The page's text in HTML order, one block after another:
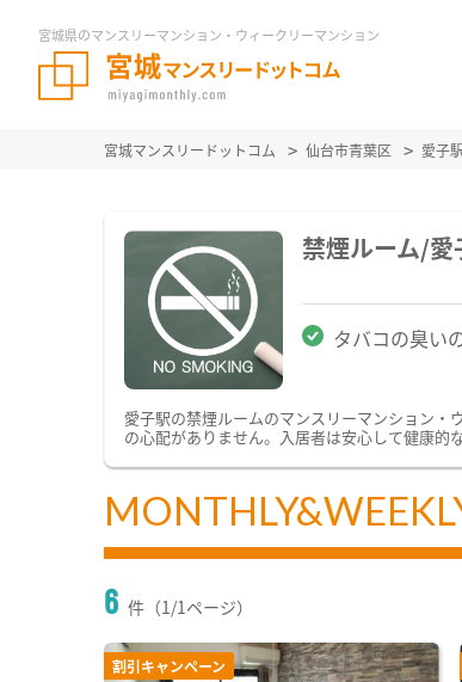
宮城県のマンスリーマンション・ウィークリーマンション
宮城マンスリードットコム 仙台市青葉区 愛子駅
禁煙ルーム/
タバコの臭い
愛子駅の禁煙ルームのマンスリーマンション
の心配がありません。入居者は安心して健康的
6 件（1/1ページ）
割引キャンペーン